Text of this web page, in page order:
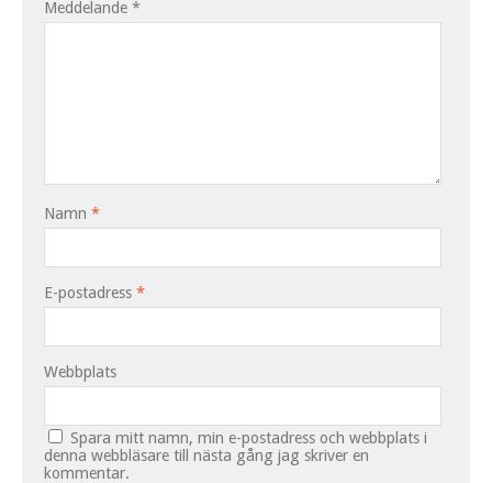
Meddelande *
Namn *
E-postadress *
Webbplats
Spara mitt namn, min e-postadress och webbplats i
denna webbläsare till nästa gång jag skriver en
kommentar.